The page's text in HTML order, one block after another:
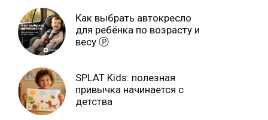
Как выбрать автокресло
для ребёнка по возрасту и
весу Ⓟ
SPLAT Kids: полезная
привычка начинается с
детства